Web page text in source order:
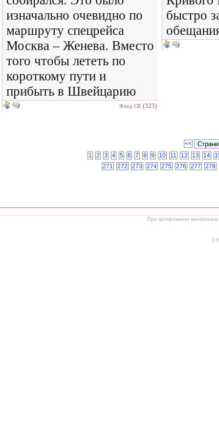
изначально очевидно по
маршруту спецрейса
Москва – Женева. Вместо
того чтобы лететь по
короткому пути и
прибыть в Швейцарию
Фонд СК (323)
быстро
<<
1
2 3 4 5 6 7 8 9 10 11 12 13 14
271
272 273 274 275 276 277 278
При цитировании материалов
[